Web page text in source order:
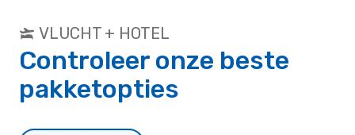
VLUCHT + HOTEL
Controleer onze beste
pakketopties